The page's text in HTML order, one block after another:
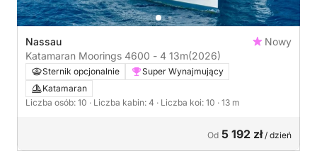
Nassau
Nowy
Katamaran Moorings 4600 - 4 13m(2026)
Sternik opcjonalnie
Super Wynajmujący
Katamaran
Liczba osób: 10 · Liczba kabin: 4 · Liczba koi: 10 · 13 m
Od 5 192 zł/ dzień